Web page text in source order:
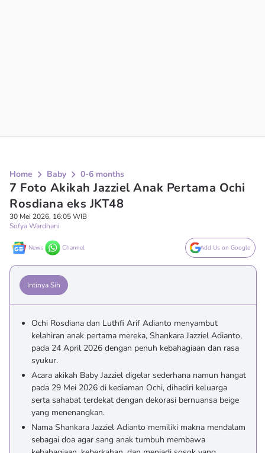
Home Baby 0-6 months
7 Foto Akikah Jazziel Anak Pertama Ochi
Rosdiana eks JKT48
30 Mei 2026, 16:05 WIB
Sofya Wardhani
News Channel Add Us on Google
Intinya Sih
Ochi Rosdiana dan Luthfi Arif Adianto menyambut
kelahiran anak pertama mereka, Shankara Jazziel Adianto,
pada 24 April 2026 dengan penuh kebahagiaan dan rasa
syukur.
Acara akikah Baby Jazziel digelar sederhana namun hangat
pada 29 Mei 2026 di kediaman Ochi, dihadiri keluarga
serta sahabat terdekat dengan dekorasi bernuansa beige
yang menenangkan.
Nama Shankara Jazziel Adianto memiliki makna mendalam
sebagai doa agar sang anak tumbuh membawa